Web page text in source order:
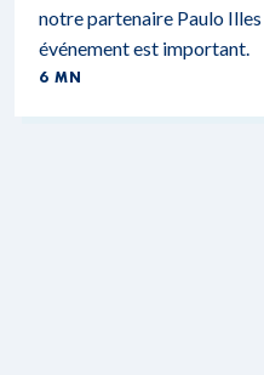
notre partenaire Paulo
événement est important.
6 MN